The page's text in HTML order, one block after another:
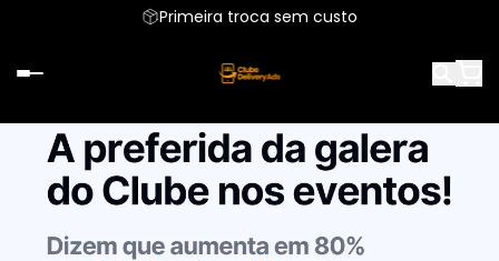
Primeira troca sem custo